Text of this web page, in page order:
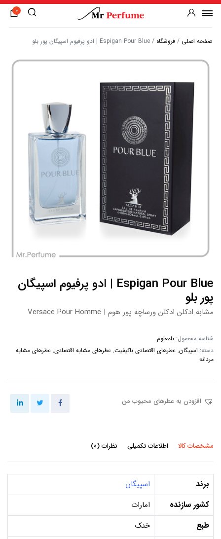
0
صفحه اصلی / فروشگاه / Espigan Pour Blue | ادو پرفیوم اسپیگان پور بلو
Espigan Pour Blue | ادو پرفیوم اسپیگان
پور بلو
مشابه ادکلن ادکلن ورساچه پور هوم | Versace Pour Homme
شناسه محصول: نامعلوم
دسته: اسپیگان, عطرهای اقتصادی باکیفیت, عطرهای مشابه اقتصادی, عطرهای مشابه
مردانه
افزودن به عطرهای محبوب من
مشخصات کالا اطلاعات تکمیلی نظرات (0)
برند اسپیگان
کشور سازنده امارات
طبع خنک